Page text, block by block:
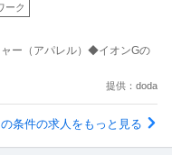
ーク
ー（アパレル）◆イオンGの
提供：doda
の条件の求人をもっと見る